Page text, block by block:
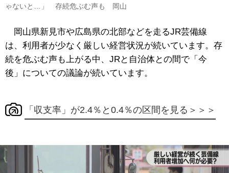
ゃないと…」 存続危ぶむ声も 岡山
岡山県新見市や広島県の北部などを走るJR芸備線
は、利用者が少なく厳しい経営状況が続いています。存
続を危ぶむ声も上がる中、JRと自治体との間で「今
後」についての議論が続いています。
「収支率」が2.4％と0.4％の区間を見る＞＞＞